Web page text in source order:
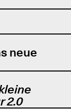
neue
2.0